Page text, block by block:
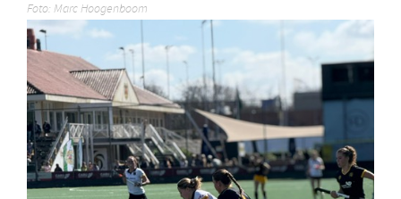
Foto: Marc Hoogenboom